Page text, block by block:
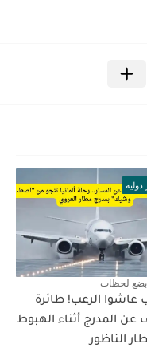
دولية
بضع لحظات
عاشوا الرعب! طائرة
عن المدرج أثناء الهبوط
الناظور